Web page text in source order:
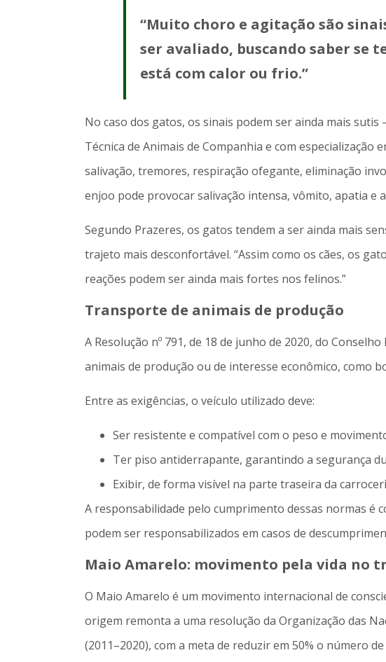
“Muito choro e agitação são
ser avaliado, buscando saber se
está com calor ou frio.”
No caso dos gatos, os sinais podem ser ainda mais
Técnica de Animais de Companhia e com
salivação, tremores, respiração ofegante, eliminação
enjoo pode provocar salivação intensa, vômito, apatia e
Segundo Prazeres, os gatos tendem a ser ainda mais
trajeto mais desconfortável. “Assim como os cães, os
reações podem ser ainda mais fortes nos felinos.”
Transporte de animais de produção
A Resolução nº 791, de 18 de junho de 2020, do
animais de produção ou de interesse econômico, como
Entre as exigências, o veículo utilizado deve:
Ser resistente e compatível com o peso e
Ter piso antiderrapante, garantindo a segurança
Exibir, de forma visível na parte traseira da
A responsabilidade pelo cumprimento dessas normas
podem ser responsabilizados em casos de
Maio Amarelo: movimento pela vida no
O Maio Amarelo é um movimento internacional de
origem remonta a uma resolução da Organização das
(2011–2020), com a meta de reduzir em 50% o número